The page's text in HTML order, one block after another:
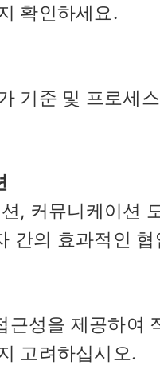
확인하세요.
기준 및 프로세
, 커뮤니케이션
간의 효과적인
근성을 제공하여
고려하십시오.